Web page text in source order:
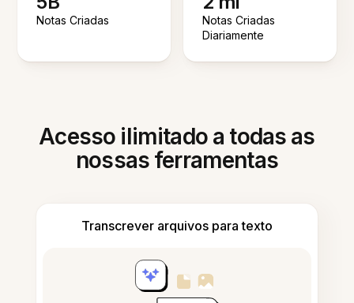
Notas Criadas
Notas Criadas
Diariamente
Acesso ilimitado a todas as
nossas ferramentas
Transcrever arquivos para texto